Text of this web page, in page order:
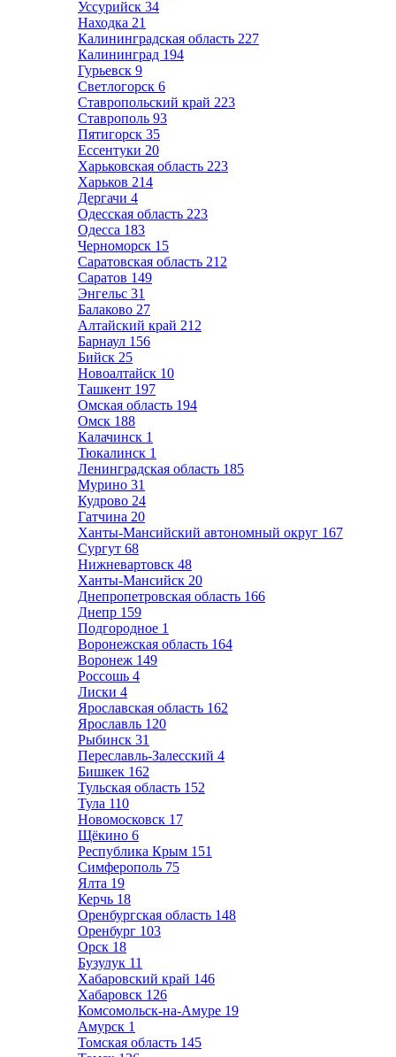
Уссурийск 34
Находка 21
Калининградская область 227
Калининград 194
Гурьевск 9
Светлогорск 6
Ставропольский край 223
Ставрополь 93
Пятигорск 35
Ессентуки 20
Харьковская область 223
Харьков 214
Дергачи 4
Одесская область 223
Одесса 183
Черноморск 15
Саратовская область 212
Саратов 149
Энгельс 31
Балаково 27
Алтайский край 212
Барнаул 156
Бийск 25
Новоалтайск 10
Ташкент 197
Омская область 194
Омск 188
Калачинск 1
Тюкалинск 1
Ленинградская область 185
Мурино 31
Кудрово 24
Гатчина 20
Ханты-Мансийский автономный округ 167
Сургут 68
Нижневартовск 48
Ханты-Мансийск 20
Днепропетровская область 166
Днепр 159
Подгородное 1
Воронежская область 164
Воронеж 149
Россошь 4
Лиски 4
Ярославская область 162
Ярославль 120
Рыбинск 31
Переславль-Залесский 4
Бишкек 162
Тульская область 152
Тула 110
Новомосковск 17
Щёкино 6
Республика Крым 151
Симферополь 75
Ялта 19
Керчь 18
Оренбургская область 148
Оренбург 103
Орск 18
Бузулук 11
Хабаровский край 146
Хабаровск 126
Комсомольск-на-Амуре 19
Амурск 1
Томская область 145